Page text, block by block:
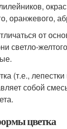
окрас
оранжевого,
от
светло-
(т.е.,
собой
цветка